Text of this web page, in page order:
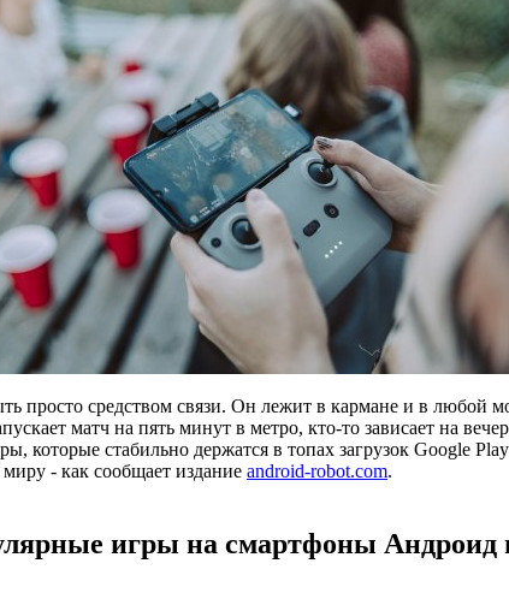
просто средством связи. Он лежит в кармане и в любой
матч на пять минут в метро, кто-то зависает на
которые стабильно держатся в топах загрузок Google
- как сообщает издание android-robot.com.
игры на смартфоны Андроид